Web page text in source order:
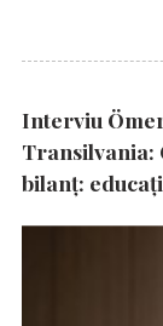
Interviu
Transilvania:
bilanț: